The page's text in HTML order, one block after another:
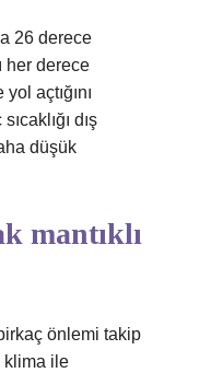
26 derece
her derece
açtığını
dış
düşük
mantıklı
önlemi takip
klima ile